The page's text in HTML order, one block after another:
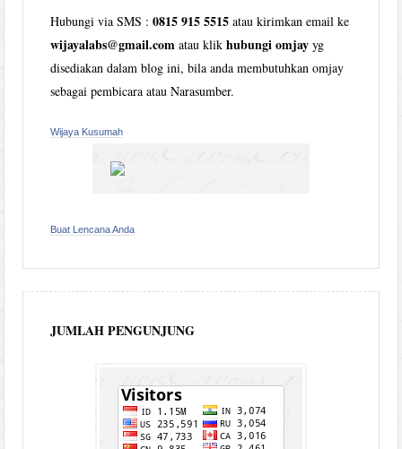
Hubungi via SMS :0815 915 5515 atau kirimkan email ke
wijayalabs@gmail.com atau klikhubungi omjay yg
disediakan dalam blog ini, bila anda membutuhkan omjay
sebagai pembicara atau Narasumber.
Wijaya Kusumah
Buat Lencana Anda
JUMLAH PENGUNJUNG